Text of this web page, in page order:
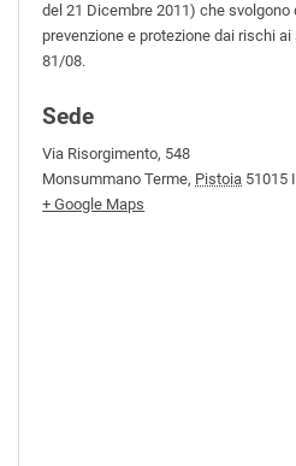
del 21 Dicembre 2011) che
prevenzione e protezione dai rischi ai
81/08.
Sede
Via Risorgimento, 548
Monsummano Terme, Pistoia 51015
+ Google Maps